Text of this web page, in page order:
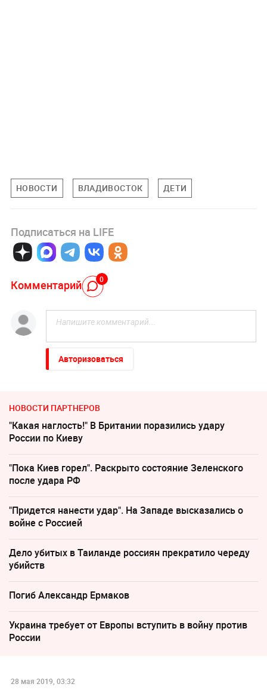
НОВОСТИ ВЛАДИВОСТОК ДЕТИ
Подписаться на LIFE
Комментарий 0
Авторизоваться
НОВОСТИ ПАРТНЕРОВ
"Какая наглость!" В Британии поразились удару
России по Киеву
"Пока Киев горел". Раскрыто состояние Зеленского
после удара РФ
"Придется нанести удар". На Западе высказались о
войне с Россией
Дело убитых в Таиланде россиян прекратило череду
убийств
Погиб Александр Ермаков
Украина требует от Европы вступить в войну против
России
28 мая 2019, 03:32